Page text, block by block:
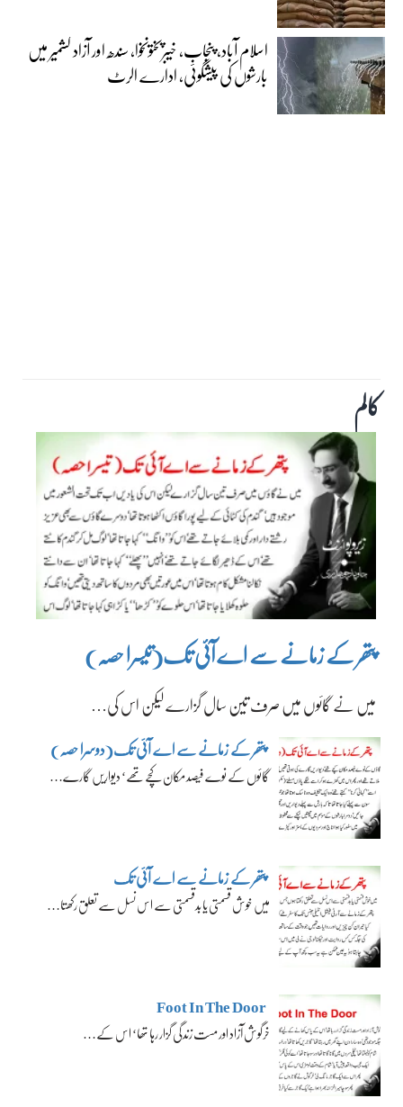
اسلام آباد، پنجاب، خیبرپختونخوا، سندھ اور آزاد کشمیر میں
بارشوں کی پیشگوئی، ادارے الرٹ
کالم
پتھر کے زمانے سے اے آئی تک(تیسرا حصہ)
میں نے گائوں میں صرف تین سال گزارے لیکن اس کی…
پتھر کے زمانے سے اے آئی تک(دوسرا حصہ)
گائوں کے نوے فیصد مکان کچے تھے‘ دیواریں گارے…
پتھر کے زمانے سے اے آئی تک
میں خوش قسمتی یا بدقسمتی سے اس نسل سے تعلق رکھتا…
Foot In The Door
خرگوش آزاد اور مست زندگی گزار رہا تھا‘ اس کے…